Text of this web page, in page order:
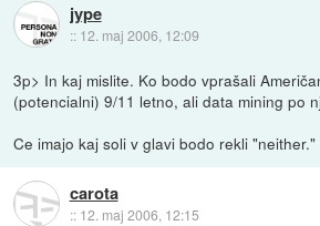
jype
:: 12. maj 2006, 12:09
3p> In kaj mislite. Ko bodo vprašali
(potencialni) 9/11 letno, ali data mining po
Ce imajo kaj soli v glavi bodo rekli "neither."
carota
:: 12. maj 2006, 12:15